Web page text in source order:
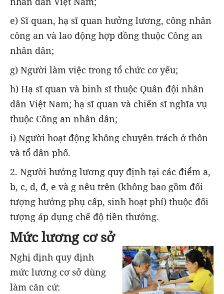
e) Sĩ quan, hạ sĩ quan hưởng lương, công nhân
công an và lao động hợp đồng thuộc Công an
nhân dân;
g) Người làm việc trong tổ chức cơ yếu;
h) Hạ sĩ quan và binh sĩ thuộc Quân đội nhân
dân Việt Nam; hạ sĩ quan và chiến sĩ nghĩa vụ
thuộc Công an nhân dân;
i) Người hoạt động không chuyên trách ở thôn
và tổ dân phố.
2. Người hưởng lương quy định tại các điểm a,
b, c, d, đ, e và g nêu trên (không bao gồm đối
tượng hưởng phụ cấp, sinh hoạt phí) thuộc đối
tượng áp dụng chế độ tiền thưởng.
Mức lương cơ sở
Nghị định quy định
mức lương cơ sở dùng
làm căn cứ: